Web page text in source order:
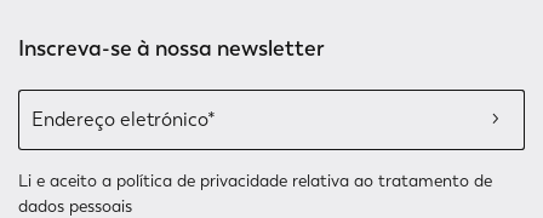
Inscreva-se à nossa newsletter
Li e aceito a política de privacidade relativa ao tratamento de
dados pessoais